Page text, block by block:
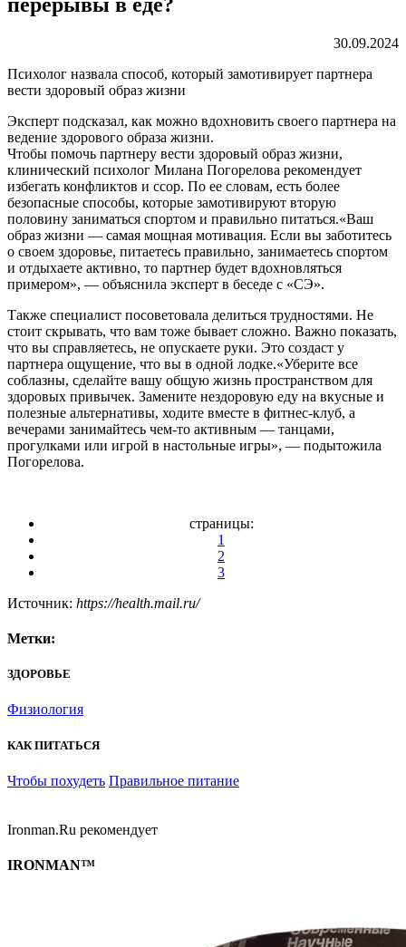
30.09.2024
Психолог назвала способ, который замотивирует партнера
вести здоровый образ жизни
Эксперт подсказал, как можно вдохновить своего партнера на
ведение здорового образа жизни.
Чтобы помочь партнеру вести здоровый образ жизни,
клинический психолог Милана Погорелова рекомендует
избегать конфликтов и ссор. По ее словам, есть более
безопасные способы, которые замотивируют вторую
половину заниматься спортом и правильно питаться.«Ваш
образ жизни — самая мощная мотивация. Если вы заботитесь
о своем здоровье, питаетесь правильно, занимаетесь спортом
и отдыхаете активно, то партнер будет вдохновляться
примером», — объяснила эксперт в беседе с «СЭ».
Также специалист посоветовала делиться трудностями. Не
стоит скрывать, что вам тоже бывает сложно. Важно показать,
что вы справляетесь, не опускаете руки. Это создаст у
партнера ощущение, что вы в одной лодке.«Уберите все
соблазны, сделайте вашу общую жизнь пространством для
здоровых привычек. Замените нездоровую еду на вкусные и
полезные альтернативы, ходите вместе в фитнес-клуб, а
вечерами занимайтесь чем-то активным — танцами,
прогулками или игрой в настольные игры», — подытожила
Погорелова.
страницы:
1
2
3
Источник: https://health.mail.ru/
Метки:
ЗДОРОВЬЕ
Физиология
КАК ПИТАТЬСЯ
Чтобы похудеть Правильное питание
Ironman.Ru рекомендует
IRONMAN™